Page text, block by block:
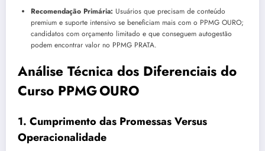
Recomendação Primária: Usuários que precisam de conteúdo
premium e suporte intensivo se beneficiam mais com o PPMG OURO;
candidatos com orçamento limitado e que conseguem autogestão
podem encontrar valor no PPMG PRATA.
Análise Técnica dos Diferenciais do
Curso PPMG OURO
1. Cumprimento das Promessas Versus
Operacionalidade